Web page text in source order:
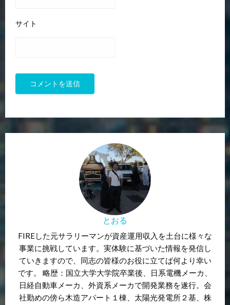
サイト
とおる
FIREした元サラリーマンが資産運用収入を土台に様々な
事業に挑戦しています。実体験に基づいた情報を発信し
ていきますので、同志の皆様のお役に立てば何より幸い
です。 略歴：国立大学大学院卒業後、日系電機メーカ、
日経自動車メーカ、外資系メーカで開発業務を遂行。会
社勤めの傍ら木造アパート１棟、太陽光発電所２基、株